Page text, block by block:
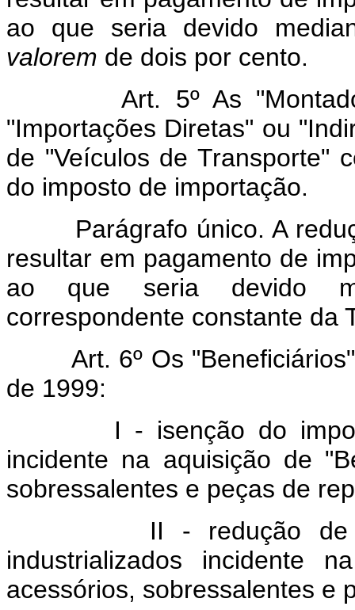
ao que seria devido
valorem de dois por cento.
Art. 5º As
"Importações Diretas" ou
de "Veículos de Transporte"
do imposto de importação.
Parágrafo único. A
resultar em pagamento de
ao que seria devido
correspondente constante da
Art. 6º Os "Beneficiários"
de 1999:
I - isenção do imposto
incidente na aquisição de
sobressalentes e peças de
II - redução de 45%
industrializados incidente
acessórios, sobressalentes e